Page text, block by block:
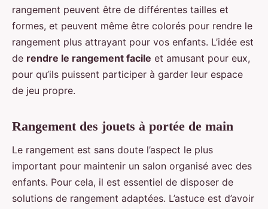
rangement peuvent être de différentes tailles et
formes, et peuvent même être colorés pour rendre le
rangement plus attrayant pour vos enfants. L’idée est
de rendre le rangement facile et amusant pour eux,
pour qu’ils puissent participer à garder leur espace
de jeu propre.
Rangement des jouets à portée de main
Le rangement est sans doute l’aspect le plus
important pour maintenir un salon organisé avec des
enfants. Pour cela, il est essentiel de disposer de
solutions de rangement adaptées. L’astuce est d’avoir